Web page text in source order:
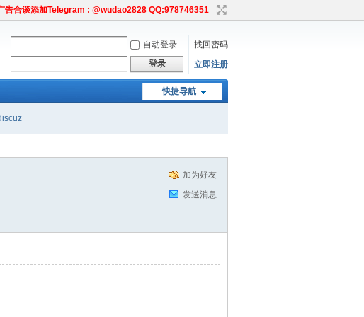
告合谈添加Telegram : @wudao2828 QQ:978746351
自动登录
找回密码
登录 立即注册
快捷导航
加为好友
发送消息